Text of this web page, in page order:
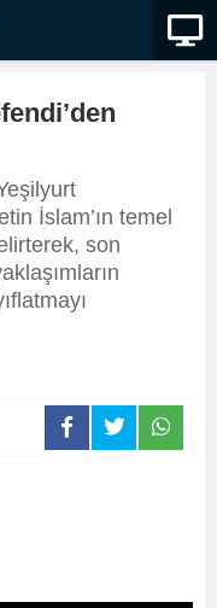
İslam’ın temel
son